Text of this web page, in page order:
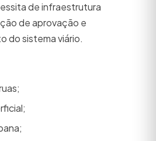
de infraestrutura
de aprovação e
do sistema viário.